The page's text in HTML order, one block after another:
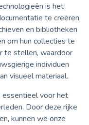
is het
te creëren,
en bibliotheken
om hun collecties te
te stellen, waardoor
individuen
visueel materiaal.
essentieel voor het
Door deze rijke
kunnen we onze